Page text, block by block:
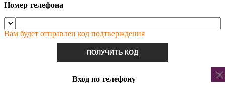
Номер телефона
Вам будет отправлен код подтверждения
ПОЛУЧИТЬ КОД
Вход по телефону